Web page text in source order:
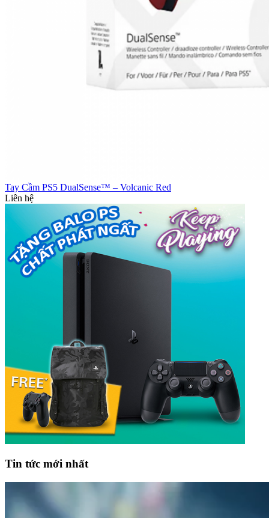
Tay Cầm PS5 DualSense™ – Volcanic Red
Liên hệ
Tin tức mới nhất